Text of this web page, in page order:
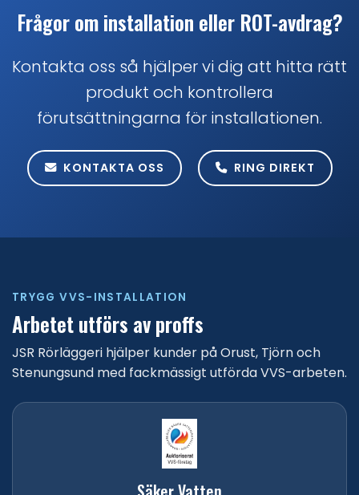
Frågor om installation eller ROT-avdrag?
Kontakta oss så hjälper vi dig att hitta rätt
produkt och kontrollera
förutsättningarna för installationen.
KONTAKTA OSS RING DIREKT
TRYGG VVS-INSTALLATION
Arbetet utförs av proffs
JSR Rörläggeri hjälper kunder på Orust, Tjörn och
Stenungsund med fackmässigt utförda VVS-arbeten.